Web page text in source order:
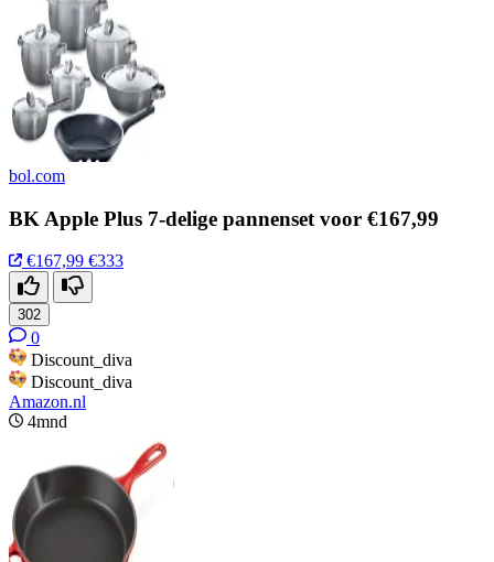
bol.com
BK Apple Plus 7-delige pannenset voor €167,99
€167,99 €333
302
0
Discount_diva
Discount_diva
Amazon.nl
4mnd